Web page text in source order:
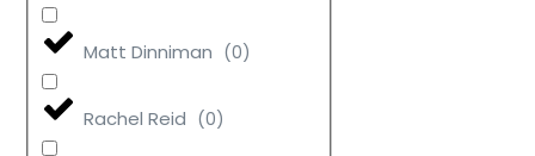
Matt Dinniman (0)
Rachel Reid (0)